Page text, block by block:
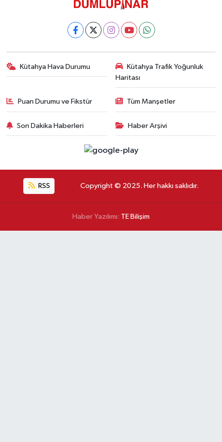
Kütahya Hava Durumu
Kütahya Trafik Yoğunluk
Haritası
Puan Durumu ve Fikstür Tüm Manşetler
Son Dakika Haberleri Haber Arşivi
RSS Copyright © 2025. Her hakkı saklıdır.
Haber Yazılımı: TE Bilişim